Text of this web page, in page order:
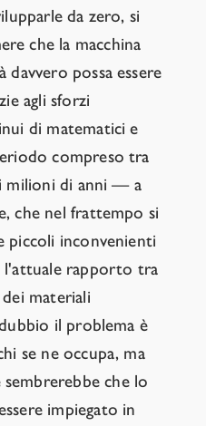
da zero, si
che la macchina
davvero possa essere
agli sforzi
di matematici e
compreso tra
milioni di anni — a
che nel frattempo si
piccoli inconvenienti
l'attuale rapporto tra
materiali
il problema è
se ne occupa, ma
che lo
impiegato in